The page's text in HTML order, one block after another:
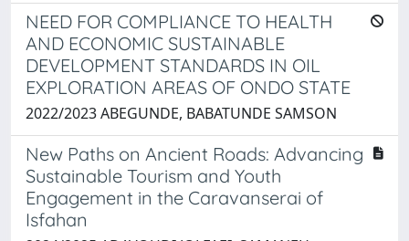
NEED FOR COMPLIANCE TO HEALTH
AND ECONOMIC SUSTAINABLE
DEVELOPMENT STANDARDS IN OIL
EXPLORATION AREAS OF ONDO STATE
2022/2023 ABEGUNDE, BABATUNDE SAMSON
New Paths on Ancient Roads: Advancing
Sustainable Tourism and Youth
Engagement in the Caravanserai of
Isfahan